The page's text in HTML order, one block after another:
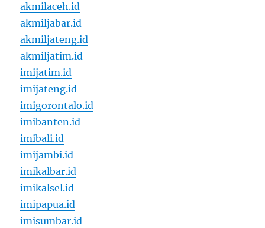
akmilaceh.id
akmiljabar.id
akmiljateng.id
akmiljatim.id
imijatim.id
imijateng.id
imigorontalo.id
imibanten.id
imibali.id
imijambi.id
imikalbar.id
imikalsel.id
imipapua.id
imisumbar.id